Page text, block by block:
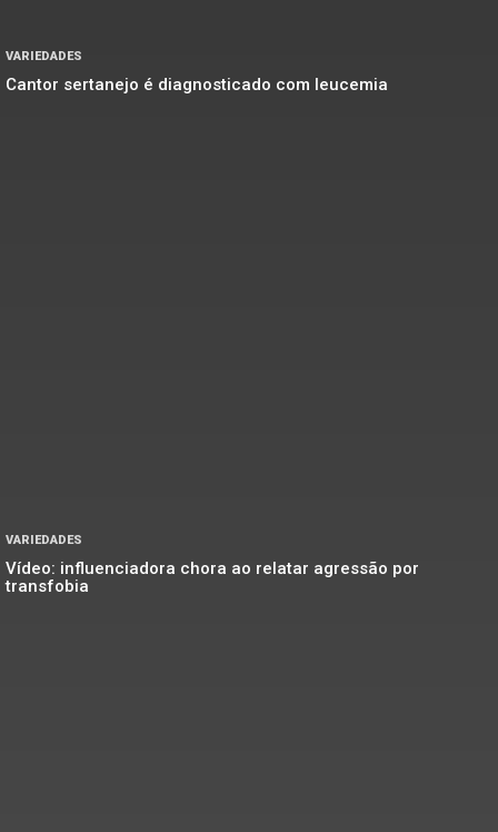
VARIEDADES
Cantor sertanejo é diagnosticado com leucemia
VARIEDADES
Vídeo: influenciadora chora ao relatar agressão por
transfobia